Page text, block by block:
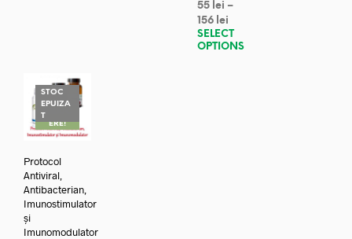
55 lei –
156 lei
SELECT
OPTIONS
STOC
EPUIZA
TREDUC
ERE!
Protocol
Antiviral,
Antibacterian,
Imunostimulator
și
Imunomodulator